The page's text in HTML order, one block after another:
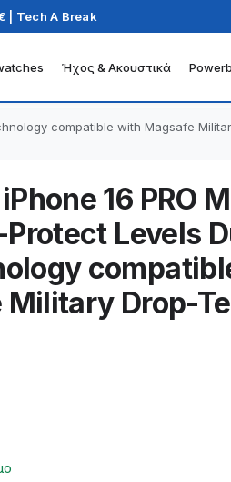
| Tech A Break
Ήχος & Ακουστικά
compatible with Magsafe
16 PRO
Levels
Military Drop-